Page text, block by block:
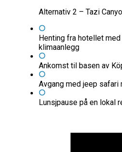
Alternativ 2 – Tazi
Henting fra hotellet
klimaanlegg
Ankomst til basen av
Avgang med jeep safari
Lunsjpause på en lokal